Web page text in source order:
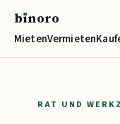
bınoro
MietenVermieten
RAT UND